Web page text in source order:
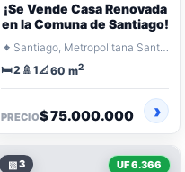
¡Se Vende Casa Renovada
en la Comuna de Santiago!
⌖
Santiago, Metropolitana Santiago
🛏️2 🚿 1📐60 m2
PRECIO$ 75.000.000
▧3 UF 6.366